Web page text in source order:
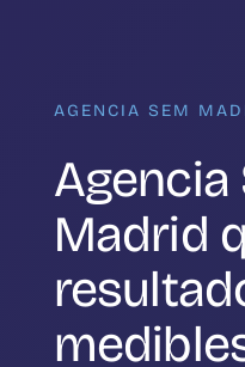
AGENCIA SEM
Agencia
Madrid